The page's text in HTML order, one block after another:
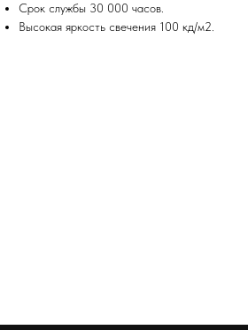
Срок службы 30 000 часов.
Высокая яркость свечения 100 кд/м2.